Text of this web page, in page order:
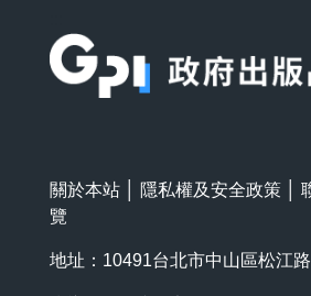
關於本站 隱私權及安全政策
覽
地址：10491台北市中山區松江